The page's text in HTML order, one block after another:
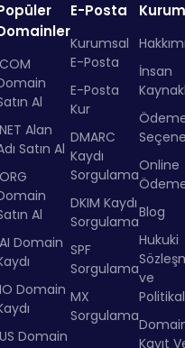
Al
Alan
Satın Al
Al
Domain
Domain
Domain
E-Posta
Kurumsal
E-Posta
E-Posta
Kur
DMARC
Kaydı
Sorgulama
DKIM Kaydı
Sorgulama
SPF
Sorgulama
MX
Sorgulama
İnsan
Online
Blog
Hukuki
ve
Kayıt